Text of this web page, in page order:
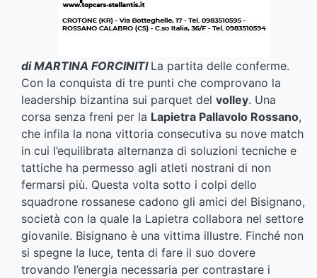
di MARTINA FORCINITI La partita delle conferme.
Con la conquista di tre punti che comprovano la
leadership bizantina sui parquet del volley. Una
corsa senza freni per la Lapietra Pallavolo Rossano,
che infila la nona vittoria consecutiva su nove match
in cui l’equilibrata alternanza di soluzioni tecniche e
tattiche ha permesso agli atleti nostrani di non
fermarsi più. Questa volta sotto i colpi dello
squadrone rossanese cadono gli amici del Bisignano,
società con la quale la Lapietra collabora nel settore
giovanile. Bisignano è una vittima illustre. Finché non
si spegne la luce, tenta di fare il suo dovere
trovando l’energia necessaria per contrastare i